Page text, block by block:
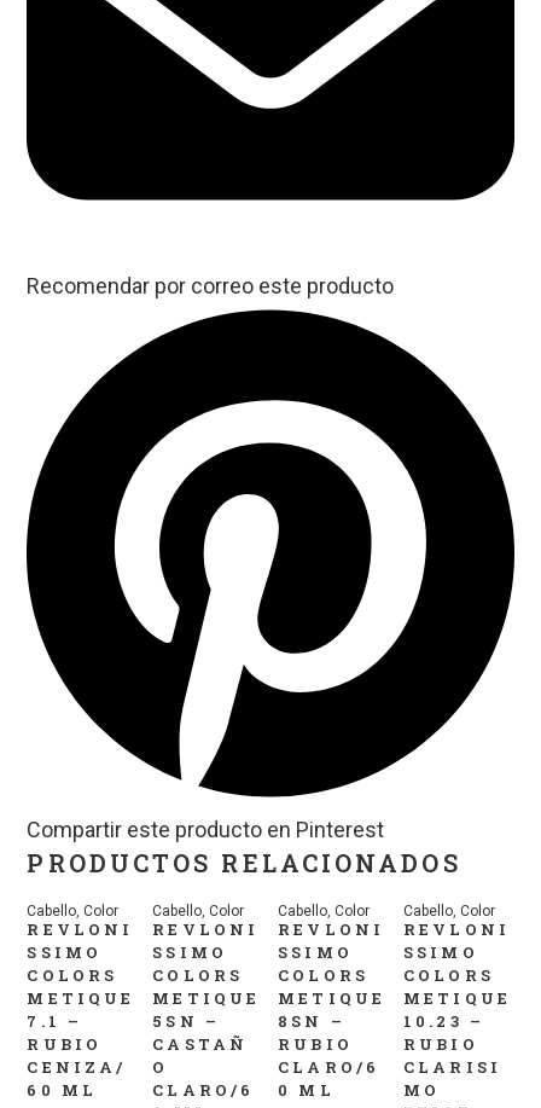
Recomendar por correo este producto
Compartir este producto en Pinterest
PRODUCTOS RELACIONADOS
Cabello ,Color
REVLONI
SSIMO
COLORS
METIQUE
7.1 –
RUBIO
CENIZA/
60 ML
Cabello ,Color
REVLONI
SSIMO
COLORS
METIQUE
5SN –
CASTAÑ
O
CLARO/6
Cabello ,Color
REVLONI
SSIMO
COLORS
METIQUE
8SN –
RUBIO
CLARO/6
0 ML
Cabello ,Color
REVLONI
SSIMO
COLORS
METIQUE
10.23 –
RUBIO
CLARISI
MO